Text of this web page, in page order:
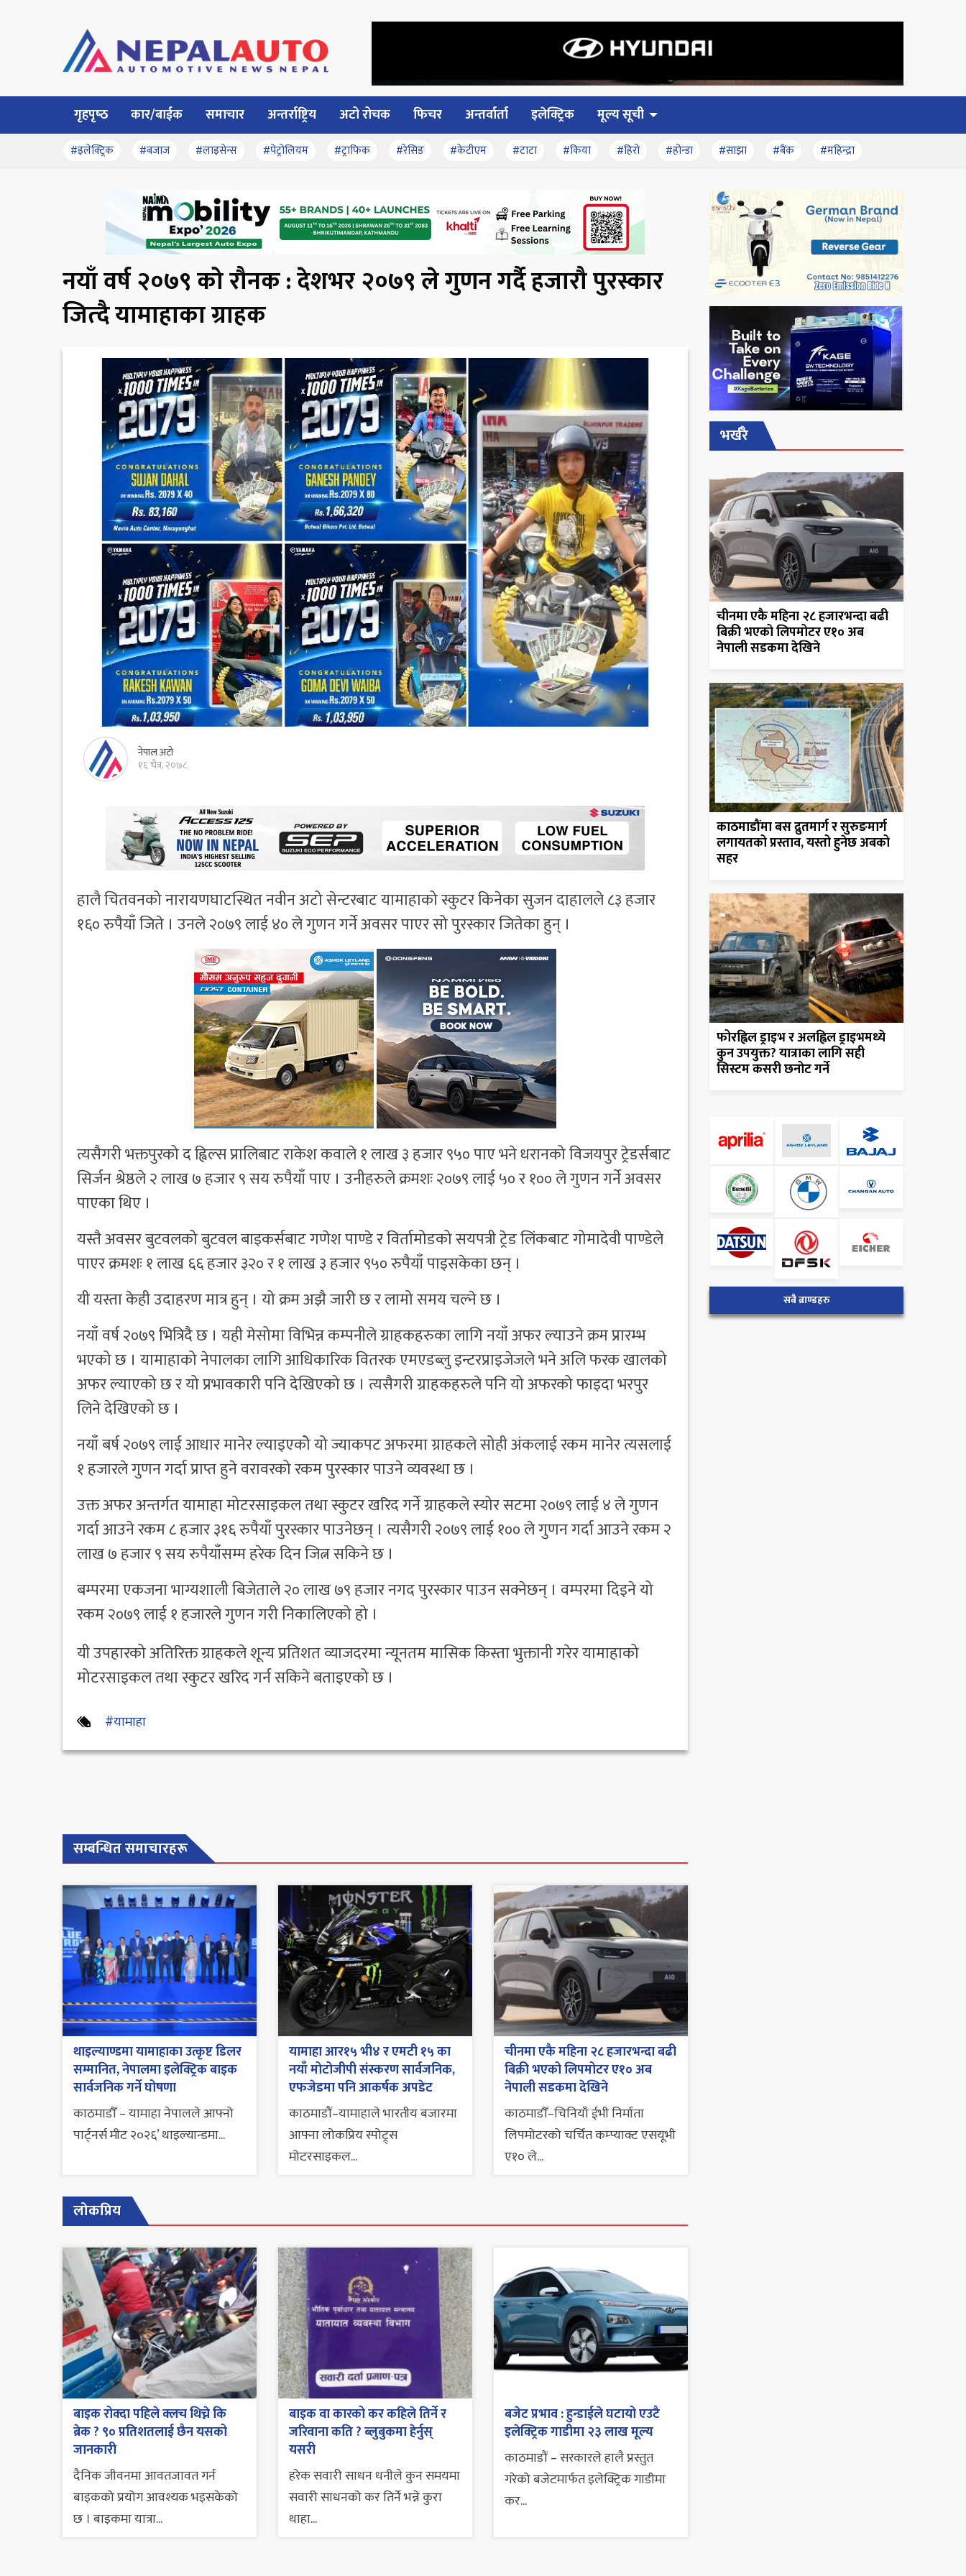
गृहपृष्‍ठ कार/बाईक समाचार अन्तर्राष्ट्रिय अटो रोचक फिचर अन्तर्वार्ता इलेक्ट्रिक मूल्य सूची
#इलेक्ट्रिक #बजाज #लाइसेन्स #पेट्रोलियम #ट्राफिक #रेसिङ #केटीएम #टाटा #किया #हिरो #होन्डा #साझा #बैंक #महिन्द्रा
नयाँ वर्ष २०७९ को रौनक : देशभर २०७९ ले गुणन गर्दै हजारौ पुरस्कार
जित्दै यामाहाका ग्राहक
नेपाल अटो
१६ चैत्र, २०७८
हालै चितवनको नारायणघाटस्थित नवीन अटो सेन्टरबाट यामाहाको स्कुटर किनेका सुजन दाहालले ८३ हजार
१६० रुपैयाँ जिते । उनले २०७९ लाई ४० ले गुणन गर्ने अवसर पाएर सो पुरस्कार जितेका हुन् ।
त्यसैगरी भक्तपुरको द ह्विल्स प्रालिबाट राकेश कवाले १ लाख ३ हजार ९५० पाए भने धरानको विजयपुर ट्रेडर्सबाट
सिर्जन श्रेष्ठले २ लाख ७ हजार ९ सय रुपैयाँ पाए । उनीहरुले क्रमशः २०७९ लाई ५० र १०० ले गुणन गर्ने अवसर
पाएका थिए ।
यस्तै अवसर बुटवलको बुटवल बाइकर्सबाट गणेश पाण्डे र विर्तामोडको सयपत्री ट्रेड लिंकबाट गोमादेवी पाण्डेले
पाएर क्रमशः १ लाख ६६ हजार ३२० र १ लाख ३ हजार ९५० रुपैयाँ पाइसकेका छन् ।
यी यस्ता केही उदाहरण मात्र हुन् । यो क्रम अझै जारी छ र लामो समय चल्ने छ ।
नयाँ वर्ष २०७९ भित्रिदै छ । यही मेसोमा विभिन्न कम्पनीले ग्राहकहरुका लागि नयाँ अफर ल्याउने क्रम प्रारम्भ
भएको छ । यामाहाको नेपालका लागि आधिकारिक वितरक एमएडब्लु इन्टरप्राइजेजले भने अलि फरक खालको
अफर ल्याएको छ र यो प्रभावकारी पनि देखिएको छ । त्यसैगरी ग्राहकहरुले पनि यो अफरको फाइदा भरपुर
लिने देखिएको छ ।
नयाँ बर्ष २०७९ लाई आधार मानेर ल्याइएकोे यो ज्याकपट अफरमा ग्राहकले सोही अंकलाई रकम मानेर त्यसलाई
१ हजारले गुणन गर्दा प्राप्त हुने वरावरको रकम पुरस्कार पाउने व्यवस्था छ ।
उक्त अफर अन्तर्गत यामाहा मोटरसाइकल तथा स्कुटर खरिद गर्ने ग्राहकले स्योर सटमा २०७९ लाई ४ ले गुणन
गर्दा आउने रकम ८ हजार ३१६ रुपैयाँ पुरस्कार पाउनेछन् । त्यसैगरी २०७९ लाई १०० ले गुणन गर्दा आउने रकम २
लाख ७ हजार ९ सय रुपैयाँसम्म हरेक दिन जित्न सकिने छ ।
बम्परमा एकजना भाग्यशाली बिजेताले २० लाख ७९ हजार नगद पुरस्कार पाउन सक्नेछन् । वम्परमा दिइने यो
रकम २०७९ लाई १ हजारले गुणन गरी निकालिएको हो ।
यी उपहारको अतिरिक्त ग्राहकले शून्य प्रतिशत व्याजदरमा न्यूनतम मासिक किस्ता भुक्तानी गरेर यामाहाको
मोटरसाइकल तथा स्कुटर खरिद गर्न सकिने बताइएको छ ।
#यामाहा
सम्बन्धित समाचारहरू
थाइल्याण्डमा यामाहाका उत्कृष्ट डिलर
सम्मानित, नेपालमा इलेक्ट्रिक बाइक
सार्वजनिक गर्ने घोषणा
काठमाडौँ – यामाहा नेपालले आफ्नो
पार्ट्नर्स मीट २०२६’ थाइल्यान्डमा...
यामाहा आर१५ भी४ र एमटी १५ का
नयाँ मोटोजीपी संस्करण सार्वजनिक,
एफजेडमा पनि आकर्षक अपडेट
काठमाडौं–यामाहाले भारतीय बजारमा
आफ्ना लोकप्रिय स्पोट्र्स
मोटरसाइकल...
चीनमा एकै महिना २८ हजारभन्दा बढी
बिक्री भएको लिपमोटर ए१० अब
नेपाली सडकमा देखिने
काठमाडौँ–चिनियाँ ईभी निर्माता
लिपमोटरको चर्चित कम्प्याक्ट एसयूभी
ए१० ले...
लोकप्रिय
बाइक रोक्दा पहिले क्लच थिच्ने कि
ब्रेक ? ९० प्रतिशतलाई छैन यसको
जानकारी
दैनिक जीवनमा आवतजावत गर्न
बाइकको प्रयोग आवश्यक भइसकेको
छ । बाइकमा यात्रा...
बाइक वा कारको कर कहिले तिर्ने र
जरिवाना कति ? ब्लुबुकमा हेर्नुस्
यसरी
हरेक सवारी साधन धनीले कुन समयमा
सवारी साधनको कर तिर्ने भन्ने कुरा
थाहा...
बजेट प्रभाव : हुन्डाईले घटायो एउटै
इलेक्ट्रिक गाडीमा २३ लाख मूल्य
काठमाडौं – सरकारले हालै प्रस्तुत
गरेको बजेटमार्फत इलेक्ट्रिक गाडीमा
कर...
भर्खरै
चीनमा एकै महिना २८ हजारभन्दा बढी
बिक्री भएको लिपमोटर ए१० अब
नेपाली सडकमा देखिने
काठमाडौंमा बस द्रुतमार्ग र सुरुङमार्ग
लगायतको प्रस्ताव, यस्तो हुनेछ अबको
सहर
फोरह्विल ड्राइभ र अलह्विल ड्राइभमध्ये
कुन उपयुक्त? यात्राका लागि सही
सिस्टम कसरी छनोट गर्ने
सबै ब्राण्डहरु